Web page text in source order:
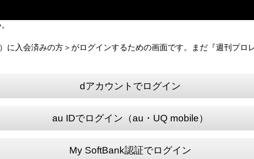
入会済みの方＞がログインするための画面です。まだ『週刊プロ
dアカウントでログイン
au IDでログイン（au・UQ mobile）
My SoftBank認証でログイン